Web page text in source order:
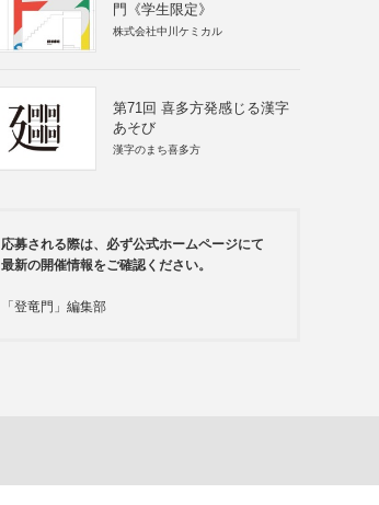
門《学生限定》
株式会社中川ケミカル
第71回 喜多方発感じる漢字
あそび
漢字のまち喜多方
応募される際は、必ず公式ホームページにて
最新の開催情報をご確認ください。
「登竜門」編集部